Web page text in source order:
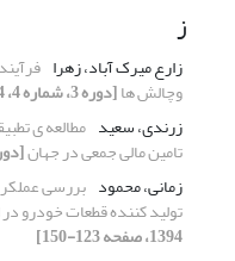
ز
زارع میرک آباد، زهرا
وچالش ها[دوره 3، شماره 4، 1394، صفحه 165-188]
زرندی، سعید مطالعه ی
تامین مالی جمعی در جهان[دوره 3، شماره 3،
زمانی، محمود بررسی
تولید کننده قطعات خودرو
1394، صفحه 123-150]